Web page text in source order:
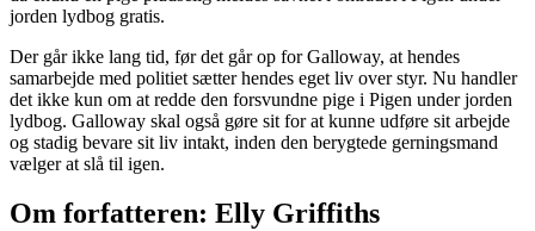
jorden lydbog gratis.
Der går ikke lang tid, før det går op for Galloway, at hendes
samarbejde med politiet sætter hendes eget liv over styr. Nu handler
det ikke kun om at redde den forsvundne pige i Pigen under jorden
lydbog. Galloway skal også gøre sit for at kunne udføre sit arbejde
og stadig bevare sit liv intakt, inden den berygtede gerningsmand
vælger at slå til igen.
Om forfatteren: Elly Griffiths